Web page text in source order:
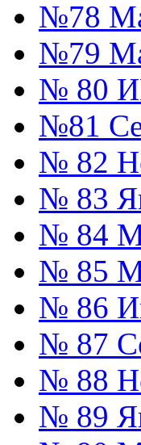
№78
№79
№ 80
№81
№ 82
№ 83
№ 84
№ 85
№ 86
№ 87
№ 88
№ 89